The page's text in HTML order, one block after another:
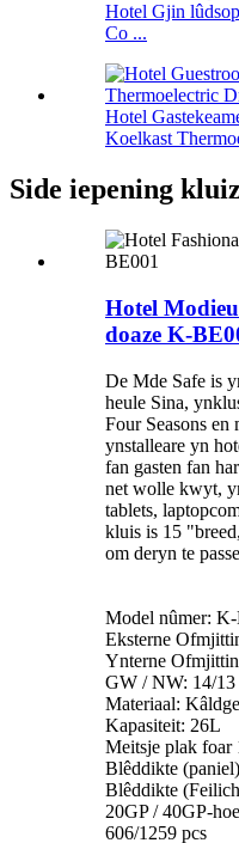
Hotel Gjin
Co ...
Hotel
Koelkast
Side iepening
Hotel
doaze K-
De Mde Safe is
heule Sina,
Four Seasons
ynstalleare yn
fan gasten fan
net wolle kwyt,
tablets,
kluis is 15
om deryn te
Model nûmer: K-
Eksterne
Ynterne
GW / NW: 14/13
Materiaal:
Kapasiteit: 26L
Meitsje plak foar
Blêddikte
Blêddikte
20GP / 40GP-
606/1259 pcs